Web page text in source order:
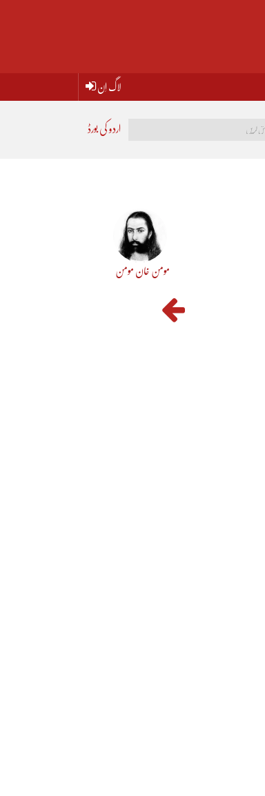
لاگ اِن
اردو کی بورڈ
مومن خان مومن